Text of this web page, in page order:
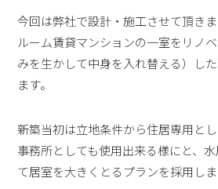
今回は弊社で設計・施工させて頂き
ルーム賃貸マンションの一室をリノ
みを生かして中身を入れ替える）し
ます。
新築当初は立地条件から住居専用と
事務所としても使用出来る様にと、
て居室を大きくとるプランを採用しま